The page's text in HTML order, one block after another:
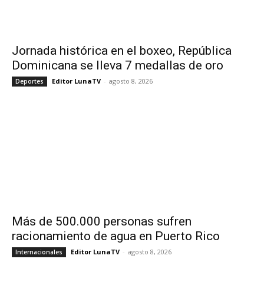
Jornada histórica en el boxeo, República
Dominicana se lleva 7 medallas de oro
Deportes Editor LunaTV - agosto 8, 2026
Más de 500.000 personas sufren
racionamiento de agua en Puerto Rico
Internacionales Editor LunaTV - agosto 8, 2026